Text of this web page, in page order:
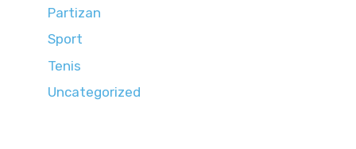
Partizan
Sport
Tenis
Uncategorized